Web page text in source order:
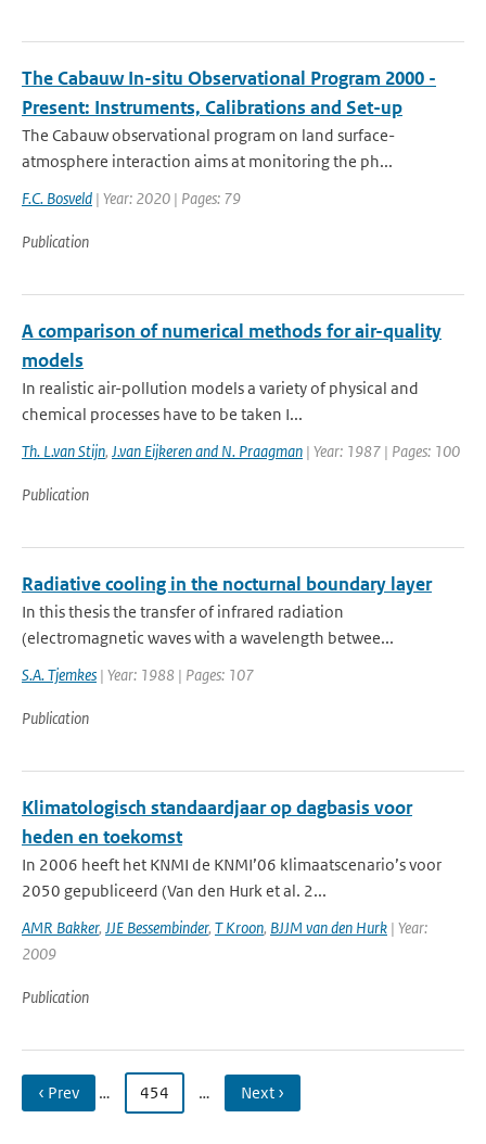
The Cabauw In-situ Observational Program 2000 -
Present: Instruments, Calibrations and Set-up
The Cabauw observational program on land surface-
atmosphere interaction aims at monitoring the ph...
F.C. Bosveld | Year: 2020 | Pages: 79
Publication
A comparison of numerical methods for air-quality
models
In realistic air-pollution models a variety of physical and
chemical processes have to be taken I...
Th. L.van Stijn, J.van Eijkeren and N. Praagman | Year: 1987 | Pages: 100
Publication
Radiative cooling in the nocturnal boundary layer
In this thesis the transfer of infrared radiation
(electromagnetic waves with a wavelength betwee...
S.A. Tjemkes | Year: 1988 | Pages: 107
Publication
Klimatologisch standaardjaar op dagbasis voor
heden en toekomst
In 2006 heeft het KNMI de KNMI’06 klimaatscenario’s voor
2050 gepubliceerd (Van den Hurk et al. 2...
AMR Bakker, JJE Bessembinder, T Kroon, BJJM van den Hurk | Year:
2009
Publication
‹ Prev … 454 … Next ›